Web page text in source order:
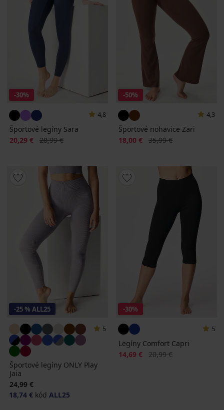
-30%
4,8
Športové legíny Sara
Zľava
20,29 € Pôvodná cena
28,99 €
-50%
4,3
Športové nohavice Zari
Zľava
18,00 € Pôvodná cena
35,99 €
-25 % ALL25
5
Športové legíny ONLY Play
Jaia
24,99 €
18,74 € kód ALL25
-30%
5
Legíny Comfort Capri
Zľava
14,69 € Pôvodná cena
20,99 €